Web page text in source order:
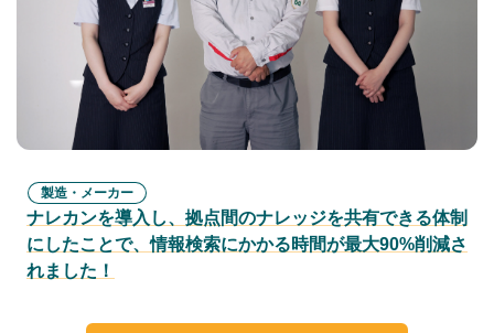
製造・メーカー
ナレカンを導入し、拠点間のナレッジを共有できる体制
にしたことで、情報検索にかかる時間が最大90%削減さ
れました！